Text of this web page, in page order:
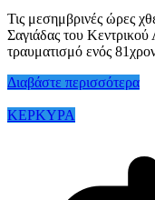
Τις μεσημβρινές ώρες
Σαγιάδας του Κεντρικού
τραυματισμό ενός
Διαβάστε περισσότερα
ΚΕΡΚΥΡΑ